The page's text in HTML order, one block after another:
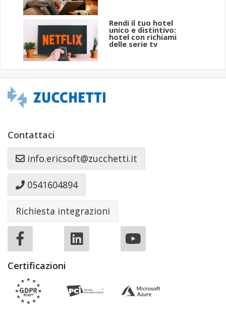
Rendi il tuo hotel
unico e distintivo:
hotel con richiami
delle serie tv
Contattaci
info.ericsoft@zucchetti.it
0541604894
Richiesta integrazioni
Certificazioni